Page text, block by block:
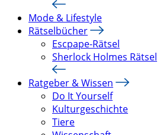
Mode & Lifestyle
Rätselbücher
Escpape-Rätsel
Sherlock Holmes Rätsel
Ratgeber & Wissen
Do It Yourself
Kulturgeschichte
Tiere